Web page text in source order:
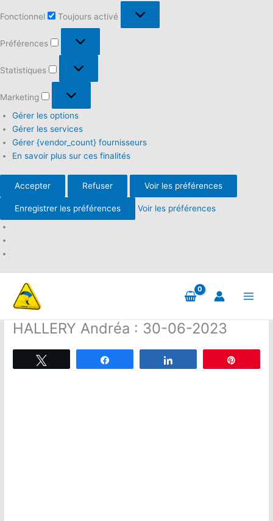
Fonctionnel
Toujours activé
Préférences
Statistiques
Marketing
Gérer les options
Gérer les services
Gérer {vendor_count} fournisseurs
En savoir plus sur ces finalités
Accepter Refuser Voir les préférences
Enregistrer les préférences Voir les préférences
contenu
HALLERY Andréa : 30-06-2023